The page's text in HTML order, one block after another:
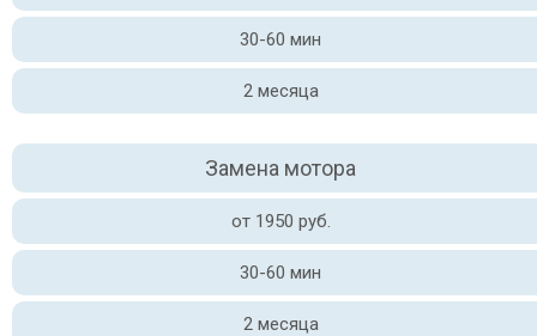
30-60 мин
2 месяца
Замена мотора
от 1950 руб.
30-60 мин
2 месяца